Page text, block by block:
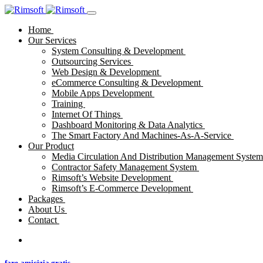
Home
Our Services
System Consulting & Development
Outsourcing Services
Web Design & Development
eCommerce Consulting & Development
Mobile Apps Development
Training
Internet Of Things
Dashboard Monitoring & Data Analytics
The Smart Factory And Machines-As-A-Service
Our Product
Media Circulation And Distribution Management
Contractor Safety Management System
Rimsoft’s Website Development
Rimsoft’s E-Commerce Development
Packages
About Us
Contact